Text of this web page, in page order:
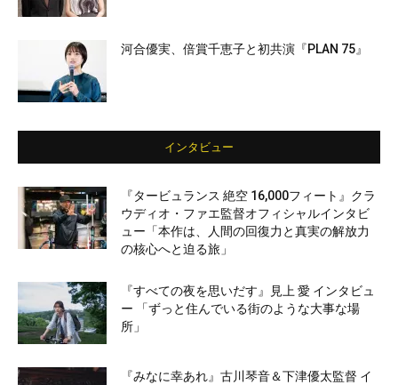
河合優実、倍賞千恵子と初共演『PLAN 75』
インタビュー
『タービュランス 絶空 16,000フィート』クラ
ウディオ・ファエ監督オフィシャルインタビ
ュー「本作は、人間の回復力と真実の解放力
の核心へと迫る旅」
『すべての夜を思いだす』見上 愛 インタビュ
ー 「ずっと住んでいる街のような大事な場
所」
『みなに幸あれ』古川琴音＆下津優太監督 イ